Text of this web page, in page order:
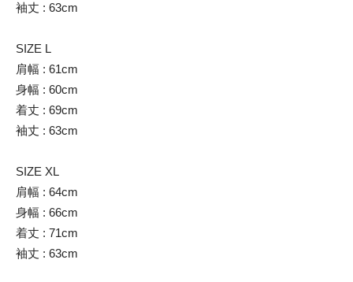
袖丈 : 63cm
SIZE L
肩幅 : 61cm
身幅 : 60cm
着丈 : 69cm
袖丈 : 63cm
SIZE XL
肩幅 : 64cm
身幅 : 66cm
着丈 : 71cm
袖丈 : 63cm